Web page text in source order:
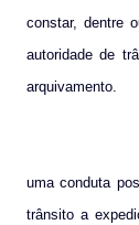
constar, dentre
autoridade de
arquivamento.
uma conduta
trânsito a